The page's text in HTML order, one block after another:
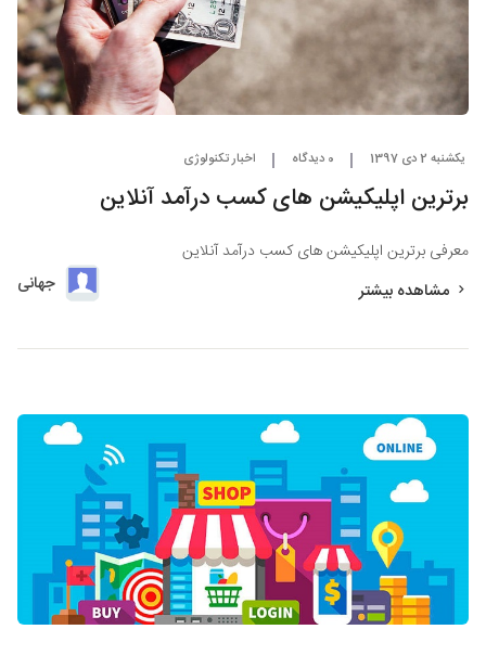
یکشنبه 2 دی 1397 0 دیدگاه اخبار تکنولوژی
برترین اپلیکیشن های کسب درآمد آنلاین
معرفی برترین اپلیکیشن های کسب درآمد آنلاین
مشاهده بیشتر
جهانی